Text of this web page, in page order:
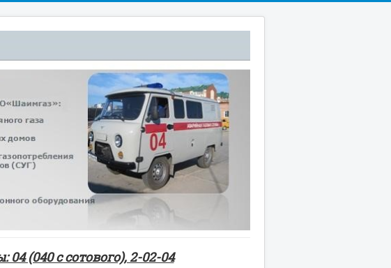
(040 с сотового), 2-02-04